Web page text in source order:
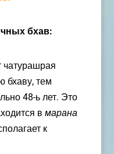
бхав:
чатурашрая
бхаву, тем
48-ь лет. Это
в марана
к